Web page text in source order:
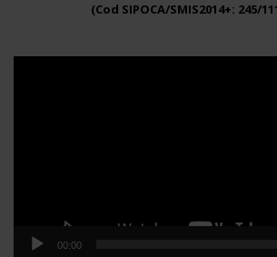
(Cod SIPOCA/SMIS2014+: 245/
00:00